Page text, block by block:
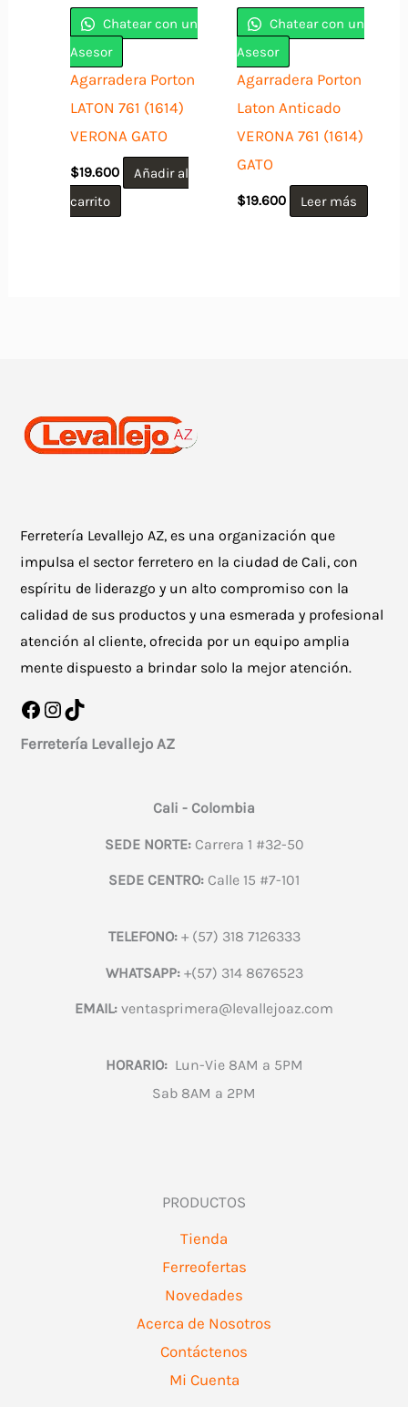
Chatear con un
Asesor
Agarradera Porton
LATON 761 (1614)
VERONA GATO
$19.600
Añadir al
carrito
Chatear con un
Asesor
Agarradera Porton
Laton Anticado
VERONA 761 (1614)
GATO
$19.600 Leer más
Ferretería Levallejo AZ, es una organización que
impulsa el sector ferretero en la ciudad de Cali, con
espíritu de liderazgo y un alto compromiso con la
calidad de sus productos y una esmerada y profesional
atención al cliente, ofrecida por un equipo amplia
mente dispuesto a brindar solo la mejor atención.
Facebook
Instagram
TikTok
Ferretería Levallejo AZ
Cali - Colombia
SEDE NORTE:Carrera 1 #32-50
SEDE CENTRO: Calle 15 #7-101
TELEFONO:+ (57) 318 7126333
WHATSAPP:+(57) 314 8676523
EMAIL: ventasprimera@levallejoaz.com
HORARIO:Lun-Vie 8AM a 5PM
Sab 8AM a 2PM
PRODUCTOS
Tienda
Ferreofertas
Novedades
Acerca de Nosotros
Contáctenos
Mi Cuenta